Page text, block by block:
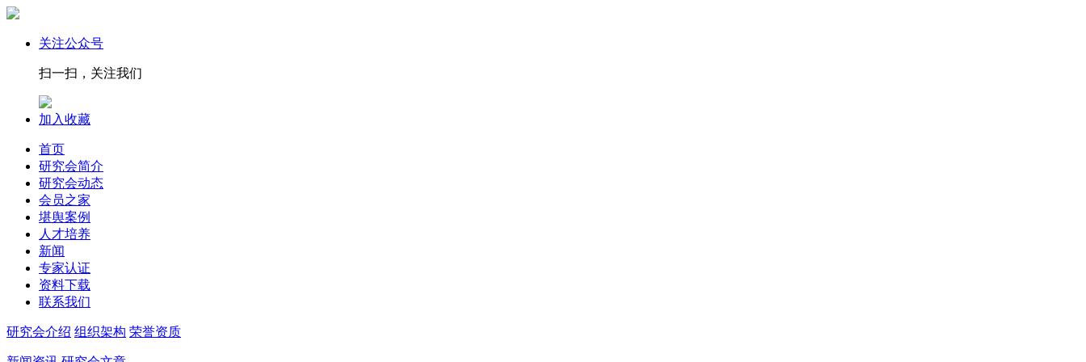
关注公众号
扫一扫，关注我们
加入收藏
首页
研究会简介
研究会动态
会员之家
堪舆案例
人才培养
新闻
专家认证
资料下载
联系我们
研究会介绍 组织架构 荣誉资质